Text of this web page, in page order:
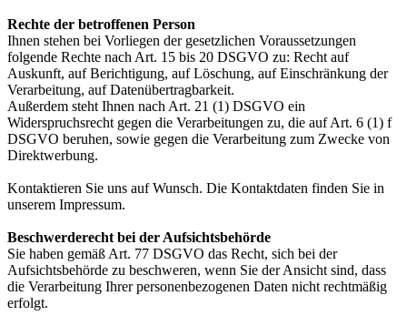
Rechte der betroffenen Person
Ihnen stehen bei Vorliegen der gesetzlichen Voraussetzungen
folgende Rechte nach Art. 15 bis 20 DSGVO zu: Recht auf
Auskunft, auf Berichtigung, auf Löschung, auf Einschränkung der
Verarbeitung, auf Datenübertragbarkeit.
Außerdem steht Ihnen nach Art. 21 (1) DSGVO ein
Widerspruchsrecht gegen die Verarbeitungen zu, die auf Art. 6 (1) f
DSGVO beruhen, sowie gegen die Verarbeitung zum Zwecke von
Direktwerbung.
Kontaktieren Sie uns auf Wunsch. Die Kontaktdaten finden Sie in
unserem Impressum.
Beschwerderecht bei der Aufsichtsbehörde
Sie haben gemäß Art. 77 DSGVO das Recht, sich bei der
Aufsichtsbehörde zu beschweren, wenn Sie der Ansicht sind, dass
die Verarbeitung Ihrer personenbezogenen Daten nicht rechtmäßig
erfolgt.